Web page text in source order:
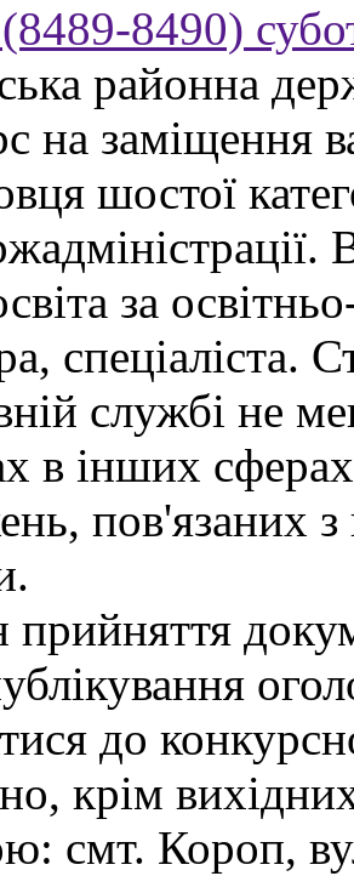
8490)
районна
на заміщення
шостої
за
спеціаліста.
службі не
в інших
пов'язаних
прийняття
до
крім
смт. Короп,